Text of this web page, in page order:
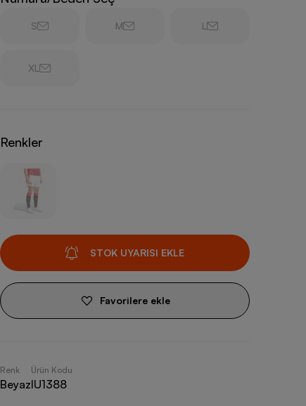
S M L
XL
Renkler
STOK UYARISI EKLE
Favorilere ekle
Renk
Beyaz
Ürün Kodu
IU1388